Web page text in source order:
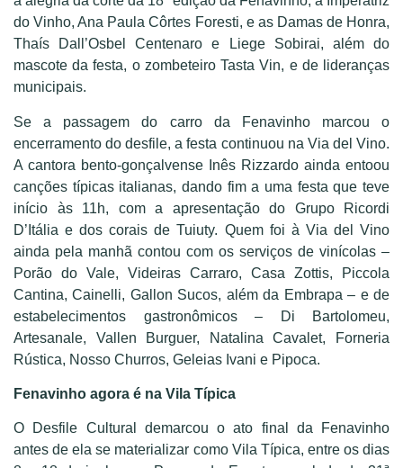
do Vinho, Ana Paula Côrtes Foresti, e as Damas de Honra,
Thaís Dall’Osbel Centenaro e Liege Sobirai, além do
mascote da festa, o zombeteiro Tasta Vin, e de lideranças
municipais.
Se a passagem do carro da Fenavinho marcou o
encerramento do desfile, a festa continuou na Via del Vino.
A cantora bento-gonçalvense Inês Rizzardo ainda entoou
canções típicas italianas, dando fim a uma festa que teve
início às 11h, com a apresentação do Grupo Ricordi
D’Itália e dos corais de Tuiuty. Quem foi à Via del Vino
ainda pela manhã contou com os serviços de vinícolas –
Porão do Vale, Videiras Carraro, Casa Zottis, Piccola
Cantina, Cainelli, Gallon Sucos, além da Embrapa – e de
estabelecimentos gastronômicos – Di Bartolomeu,
Artesanale, Vallen Burguer, Natalina Cavalet, Forneria
Rústica, Nosso Churros, Geleias Ivani e Pipoca.
Fenavinho agora é na Vila Típica
O Desfile Cultural demarcou o ato final da Fenavinho
antes de ela se materializar como Vila Típica, entre os dias